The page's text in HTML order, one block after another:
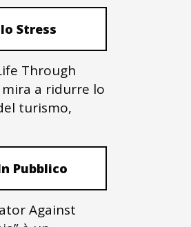
Stress
Through
mira a ridurre lo
turismo,
Pubblico
Against